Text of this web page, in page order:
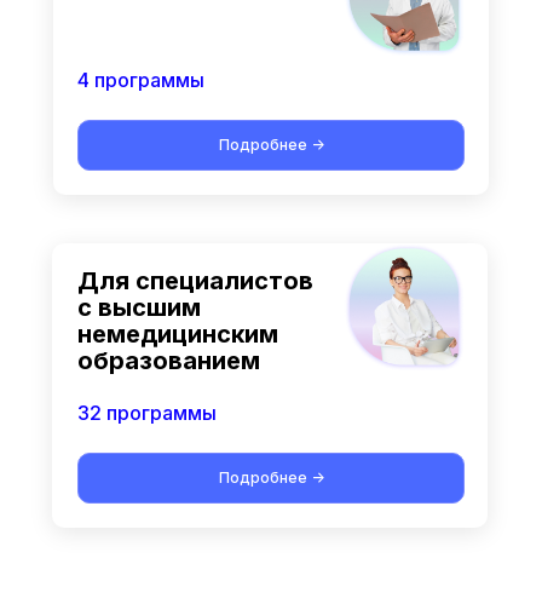
Подробнее ->
Подробнее ->
Для специалистов
с высшим
немедицинским
образованием
4 программы
32 программы